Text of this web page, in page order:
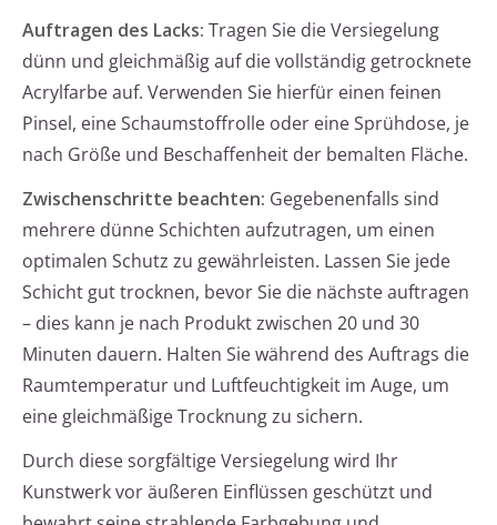
Auftragen des Lacks: Tragen Sie die Versiegelung
dünn und gleichmäßig auf die vollständig getrocknete
Acrylfarbe auf. Verwenden Sie hierfür einen feinen
Pinsel, eine Schaumstoffrolle oder eine Sprühdose, je
nach Größe und Beschaffenheit der bemalten Fläche.
Zwischenschritte beachten: Gegebenenfalls sind
mehrere dünne Schichten aufzutragen, um einen
optimalen Schutz zu gewährleisten. Lassen Sie jede
Schicht gut trocknen, bevor Sie die nächste auftragen
– dies kann je nach Produkt zwischen 20 und 30
Minuten dauern. Halten Sie während des Auftrags die
Raumtemperatur und Luftfeuchtigkeit im Auge, um
eine gleichmäßige Trocknung zu sichern.
Durch diese sorgfältige Versiegelung wird Ihr
Kunstwerk vor äußeren Einflüssen geschützt und